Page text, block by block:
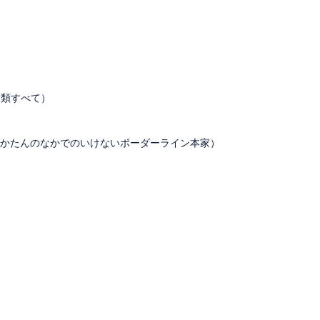
すべて）
んのなかでのいけないボーダーライン本家）